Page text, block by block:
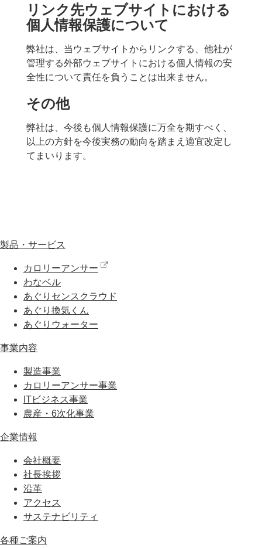
リンク先ウェブサイトにおける
個人情報保護について
弊社は、当ウェブサイトからリンクする、他社が
管理する外部ウェブサイトにおける個人情報の安
全性について責任を負うことは出来ません。
その他
弊社は、今後も個人情報保護に万全を期すべく、
以上の方針を今後実務の動向を踏まえ適宜改定し
てまいります。
製品・サービス
カロリーアンサー
わなベル
あぐりセンスクラウド
あぐり換気くん
あぐりウォーター
事業内容
製造事業
カロリーアンサー事業
ITビジネス事業
農産・6次化事業
企業情報
会社概要
社長挨拶
沿革
アクセス
サステナビリティ
各種ご案内